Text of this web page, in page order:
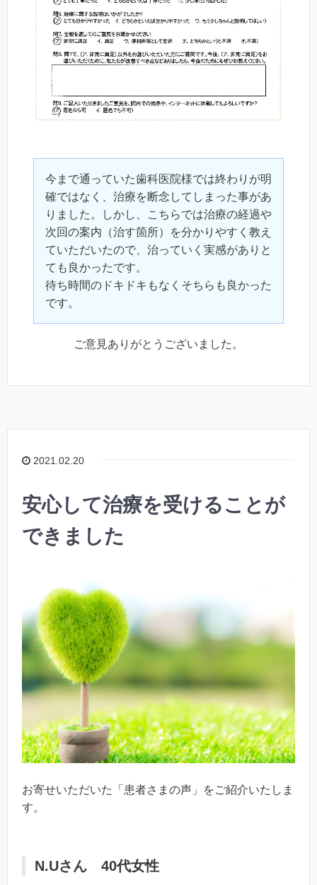
今まで通っていた歯科医院様では終わりが明
確ではなく、治療を断念してしまった事があ
りました。しかし、こちらでは治療の経過や
次回の案内（治す箇所）を分かりやすく教え
ていただいたので、治っていく実感がありと
ても良かったです。
待ち時間のドキドキもなくそちらも良かった
です。
ご意見ありがとうございました。
2021.02.20
安心して治療を受けることが
できました
お寄せいただいた「患者さまの声」をご紹介いたしま
す。
N.Uさん 40代女性